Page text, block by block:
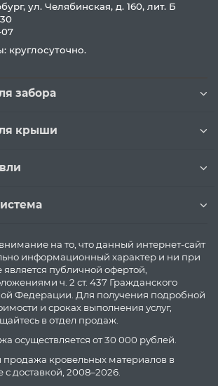
ул. Челябинская, д. 160, лит. Б
круглосуточно.
забора
крыши
на то, что данный интернет-сайт
информационный характер и ни при
является публичной офертой,
ч. 2 ст. 437 Гражданского
Федерации. Для получения подробной
и сроках выполнения услуг,
в отдел продаж.
осуществляется от 30 000 рублей.
продажа кровельных материалов в
доставкой, 2008–2026.